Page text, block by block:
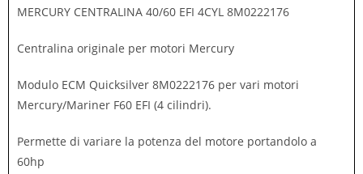
MERCURY CENTRALINA 40/60 EFI 4CYL 8M0222176
Centralina originale per motori Mercury
Modulo ECM Quicksilver 8M0222176 per vari motori
Mercury/Mariner F60 EFI (4 cilindri).
Permette di variare la potenza del motore portandolo a
60hp